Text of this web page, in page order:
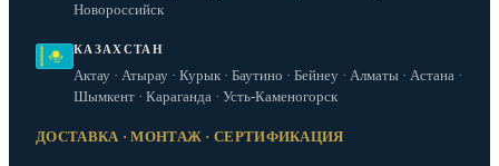
Новороссийск
КАЗАХСТАН
Актау · Атырау · Курык · Баутино · Бейнеу · Алматы · Астана ·
Шымкент · Караганда · Усть-Каменогорск
ДОСТАВКА · МОНТАЖ · СЕРТИФИКАЦИЯ